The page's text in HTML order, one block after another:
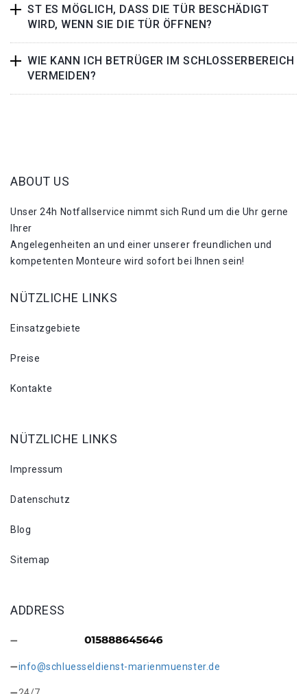
ST ES MÖGLICH, DASS DIE TÜR BESCHÄDIGT
WIRD, WENN SIE DIE TÜR ÖFFNEN?
WIE KANN ICH BETRÜGER IM SCHLOSSERBEREICH
VERMEIDEN?
ABOUT US
Unser 24h Notfallservice nimmt sich Rund um die Uhr gerne
Ihrer
Angelegenheiten an und einer unserer freundlichen und
kompetenten Monteure wird sofort bei Ihnen sein!
NÜTZLICHE LINKS
Einsatzgebiete
Preise
Kontakte
NÜTZLICHE LINKS
Impressum
Datenschutz
Blog
Sitemap
ADDRESS
info@schluesseldienst-marienmuenster.de